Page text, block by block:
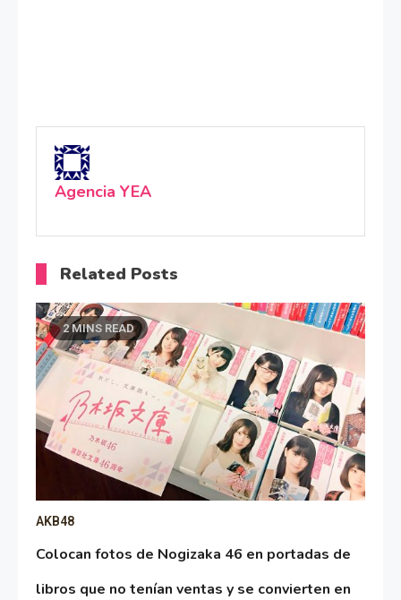
Agencia YEA
Related Posts
2 MINS READ
AKB48
Colocan fotos de Nogizaka 46 en portadas de
libros que no tenían ventas y se convierten en